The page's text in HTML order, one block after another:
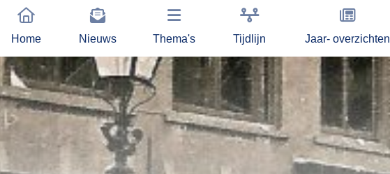
Home Nieuws Thema's Tijdlijn Jaar- overzichten